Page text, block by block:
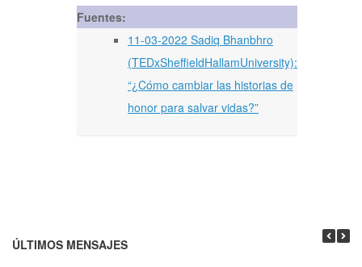
Fuentes:
11-03-2022 Sadiq Bhanbhro
(TEDxSheffieldHallamUniversity):
“¿Cómo cambiar las historias de
honor para salvar vidas?”
ÚLTIMOS MENSAJES